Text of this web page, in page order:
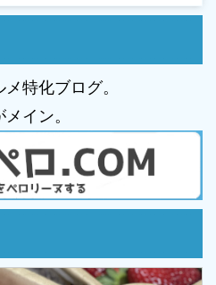
特化ブログ。
イン。